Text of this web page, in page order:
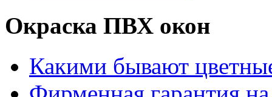
Окраска ПВХ окон
Какими бывают